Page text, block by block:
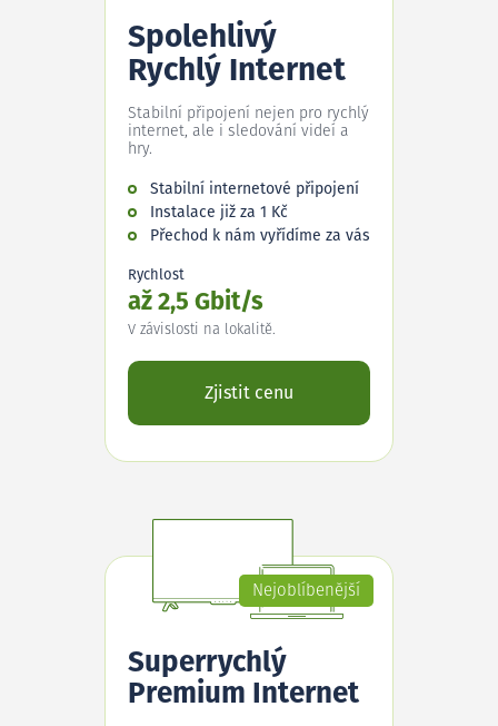
Spolehlivý
Rychlý Internet
Stabilní připojení nejen pro rychlý
internet, ale i sledování videí a
hry.
Stabilní internetové připojení
Instalace již za 1 Kč
Přechod k nám vyřídíme za vás
Rychlost
až 2,5 Gbit/s
V závislosti na lokalitě.
Zjistit cenu
Nejoblíbenější
Superrychlý
Premium Internet